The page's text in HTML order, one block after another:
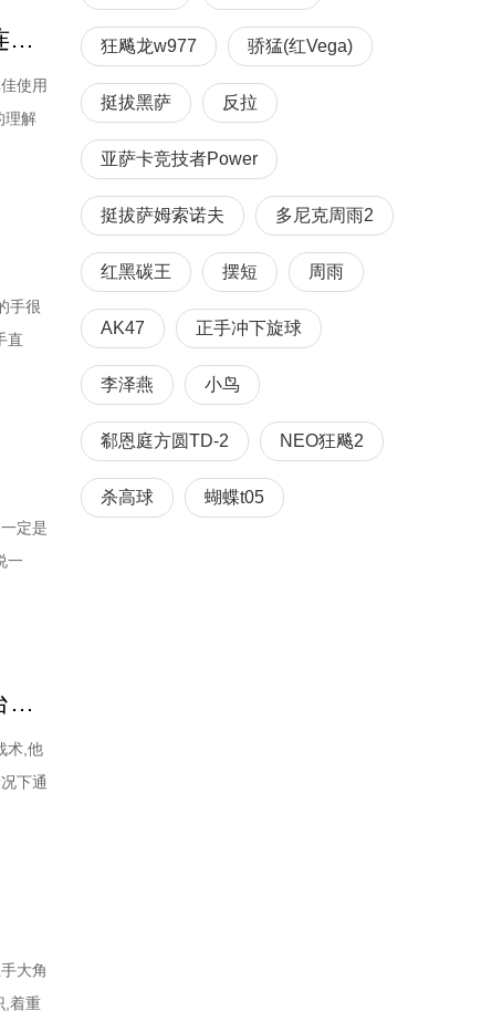
陈梦乒乓球技术解析：接发球摆短控制+反手托拉抢上旋+连续发力打中间
使用
理解
的
手很
直
你得
定是
一
的选
樊振东乒乓球技术解析：发球扼制拧拉+反手抢先上手+近台暴力衔接
术,他
下通
动
大角
,着重
狂飚龙w977 骄猛(红Vega)
挺拔黑萨 反拉
亚萨卡竞技者Power
挺拔萨姆索诺夫 多尼克周雨2
红黑碳王 摆短 周雨
AK47 正手冲下旋球
李泽燕 小鸟
郗恩庭方圆TD-2 NEO狂飚2
杀高球 蝴蝶t05